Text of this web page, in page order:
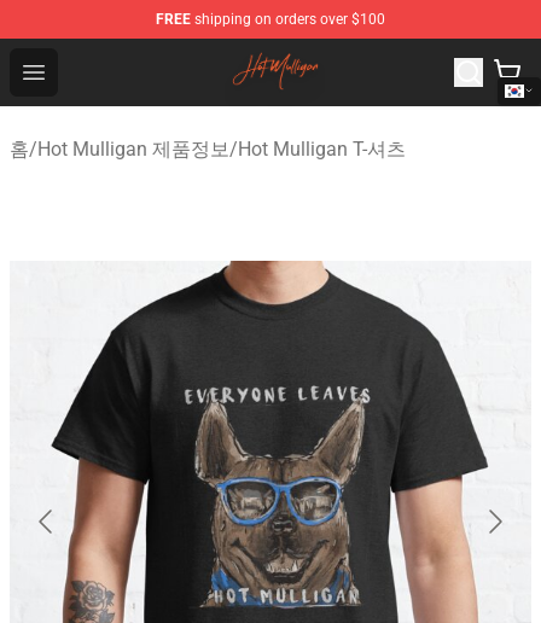
FREE shipping on orders over $100
Open menu
Hot Mulligan Shop - Official Hot Mulligan Merchandise
홈/Hot Mulligan 제품정보/Hot Mulligan T-셔츠